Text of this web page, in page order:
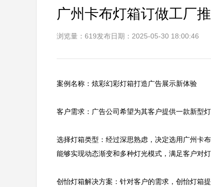
广州卡布灯箱订做工厂
浏览量：619发布日期：2025-05-30 18:00:46
案例名称：炫彩幻彩灯箱打造广告展示新体验
客户需求：广告公司希望为其客户提供一款新型
选择灯箱类型：经过深思熟虑，决定选用广州卡
能够实现动态渐变和多种灯光模式，满足客户对灯
创怡灯箱解决方案：针对客户的需求，创怡灯箱